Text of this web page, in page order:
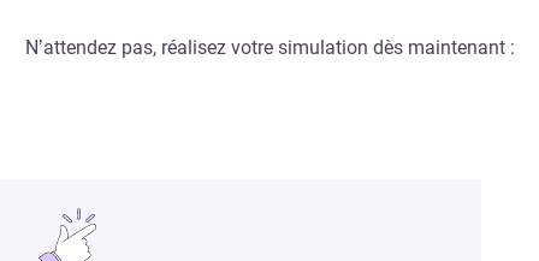
N’attendez pas, réalisez votre simulation dès maintenant :